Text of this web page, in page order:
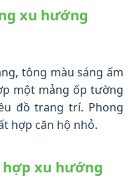
xu hướng
tông màu sáng ấm
một mảng ốp tường
đồ trang trí. Phong
hợp căn hộ nhỏ.
xu hướng